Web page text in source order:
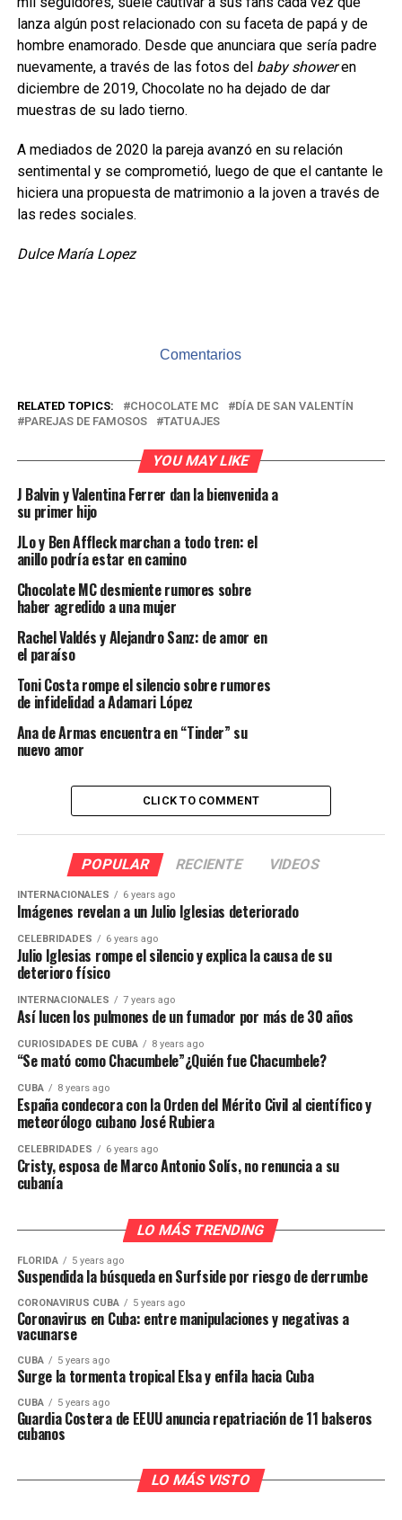
lanza algún post relacionado con su faceta de papá y de
hombre enamorado. Desde que anunciara que sería padre
nuevamente, a través de las fotos del baby showeren
diciembre de 2019, Chocolate no ha dejado de dar
muestras de su lado tierno.
A mediados de 2020 la pareja avanzó en su relación
sentimental y se comprometió, luego de que el cantante le
hiciera una propuesta de matrimonio a la joven a través de
las redes sociales.
Dulce María Lopez
Comentarios
RELATED TOPICS: CHOCOLATE MC
DÍA DE SAN VALENTÍN
PAREJAS DE FAMOSOS
TATUAJES
YOU MAY LIKE
J Balvin y Valentina Ferrer dan la bienvenida a
su primer hijo
JLo y Ben Affleck marchan a todo tren: el
anillo podría estar en camino
Chocolate MC desmiente rumores sobre
haber agredido a una mujer
Rachel Valdés y Alejandro Sanz: de amor en
el paraíso
Toni Costa rompe el silencio sobre rumores
de infidelidad a Adamari López
Ana de Armas encuentra en “Tinder” su
nuevo amor
CLICK TO COMMENT
POPULAR RECIENTE VIDEOS
INTERNACIONALES 6 years ago
Imágenes revelan a un Julio Iglesias deteriorado
CELEBRIDADES 6 years ago
Julio Iglesias rompe el silencio y explica la causa de su
deterioro físico
INTERNACIONALES 7 years ago
Así lucen los pulmones de un fumador por más de 30 años
CURIOSIDADES DE CUBA 8 years ago
“Se mató como Chacumbele”¿Quién fue Chacumbele?
CUBA 8 years ago
España condecora con la Orden del Mérito Civil al científico y
meteorólogo cubano José Rubiera
CELEBRIDADES 6 years ago
Cristy, esposa de Marco Antonio Solís, no renuncia a su
cubanía
LO MÁS TRENDING
FLORIDA 5 years ago
Suspendida la búsqueda en Surfside por riesgo de derrumbe
CORONAVIRUS CUBA 5 years ago
Coronavirus en Cuba: entre manipulaciones y negativas a
vacunarse
CUBA 5 years ago
Surge la tormenta tropical Elsa y enfila hacia Cuba
CUBA 5 years ago
Guardia Costera de EEUU anuncia repatriación de 11 balseros
cubanos
LO MÁS VISTO